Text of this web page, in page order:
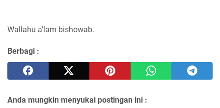
Wallahu a'lam bishowab.
Berbagi :
Anda mungkin menyukai postingan ini :